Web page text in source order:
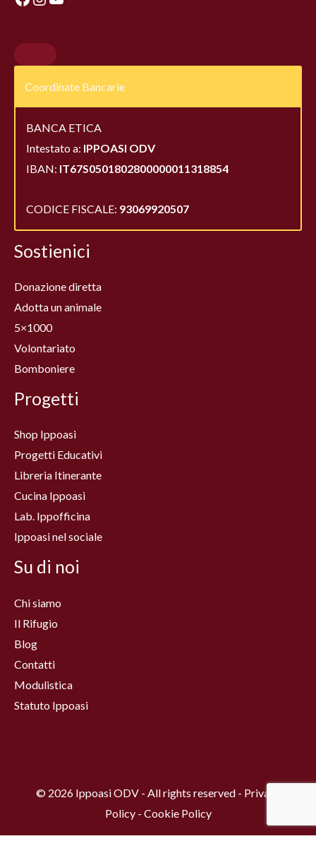
Coordinate Bancarie
BANCA ETICA
Intestato a: IPPOASI ODV
IBAN: IT67S0501802800000011318854
CODICE FISCALE: 93069920507
Sostienici
Donazione diretta
Adotta un animale
5×1000
Volontariato
Bomboniere
Progetti
Shop Ippoasi
Progetti Educativi
Libreria Itinerante
Cucina Ippoasi
Lab. Ippofficina
Ippoasi nel sociale
Su di noi
Chi siamo
Il Rifugio
Blog
Contatti
Modulistica
Statuto Ippoasi
© 2026 Ippoasi ODV - All rights reserved - Privacy
Policy - Cookie Policy